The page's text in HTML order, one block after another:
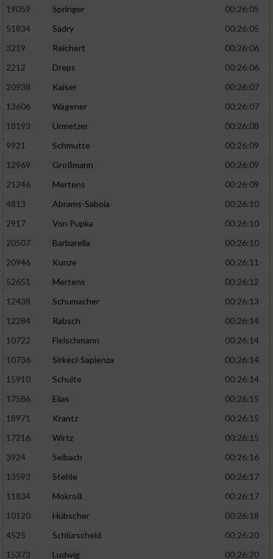
19059
Springer
00:26:05
51834
Sadry
00:26:05
3219
Reichert
00:26:06
2212
Dreps
00:26:06
20938
Kaiser
00:26:07
13606
Wagener
00:26:07
18193
Urmetzer
00:26:08
9921
Schmutte
00:26:09
12969
Großmann
00:26:09
21246
Mertens
00:26:09
4813
Abrams-Saboia
00:26:10
2917
Von Pupka
00:26:10
20507
Barbarella
00:26:10
20946
Kunze
00:26:11
52651
Mertens
00:26:12
12438
Schumacher
00:26:13
12284
Rabsch
00:26:14
10722
Fleischmann
00:26:14
10736
Sirkeci-Sapienza
00:26:14
15910
Schulte
00:26:14
17586
Elias
00:26:15
18971
Krantz
00:26:15
17216
Wirtz
00:26:15
3924
Selbach
00:26:16
13593
Stehle
00:26:17
11834
Mokroß
00:26:17
10120
Hübscher
00:26:18
4525
Schlürscheid
00:26:20
15373
Ludwig
00:26:20